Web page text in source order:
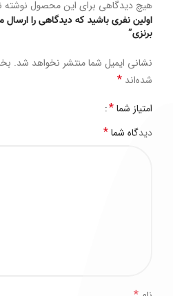
هیچ دیدگاهی برای این محصول
اولین نفری باشید که دیدگاهی را
برنزی”
نشانی ایمیل شما منتشر نخواهد شد.
شده‌اند *
امتیاز شما*
دیدگاه شما*